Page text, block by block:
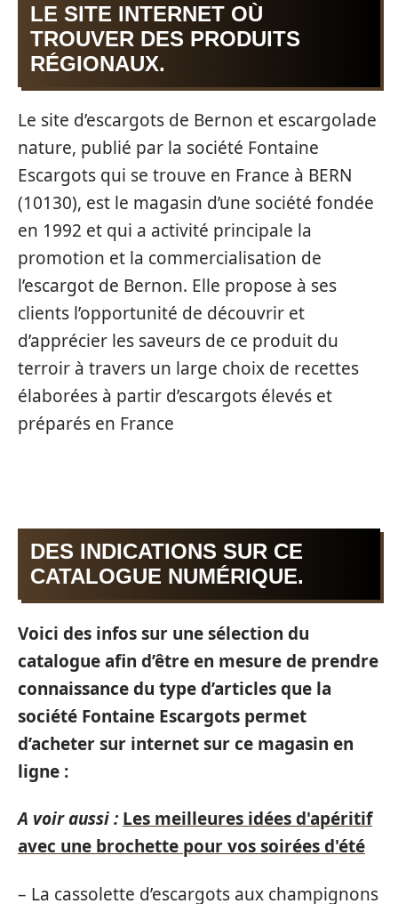
LE SITE INTERNET OÙ
TROUVER DES PRODUITS
RÉGIONAUX.
Le site d’escargots de Bernon et escargolade
nature, publié par la société Fontaine
Escargots qui se trouve en France à BERN
(10130), est le magasin d’une société fondée
en 1992 et qui a activité principale la
promotion et la commercialisation de
l’escargot de Bernon. Elle propose à ses
clients l’opportunité de découvrir et
d’apprécier les saveurs de ce produit du
terroir à travers un large choix de recettes
élaborées à partir d’escargots élevés et
préparés en France
DES INDICATIONS SUR CE
CATALOGUE NUMÉRIQUE.
Voici des infos sur une sélection du
catalogue afin d’être en mesure de prendre
connaissance du type d’articles que la
société Fontaine Escargots permet
d’acheter sur internet sur ce magasin en
ligne :
A voir aussi : Les meilleures idées d'apéritif
avec une brochette pour vos soirées d'été
– La cassolette d’escargots aux champignons